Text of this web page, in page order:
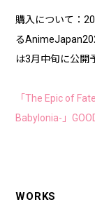
購入について：
る
は3月中旬に公開
「The Epic of
Babylonia-」
WORKS